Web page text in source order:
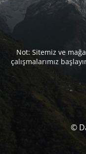
Not: Sitemiz ve
çalışmalarımız
©